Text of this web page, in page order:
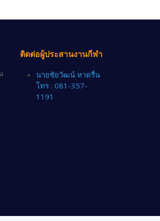
ติดต่อผู้ประสานงานกีฬา
นายชัยวัฒน์ หาดรื่น
โทร : 081-357-
1191